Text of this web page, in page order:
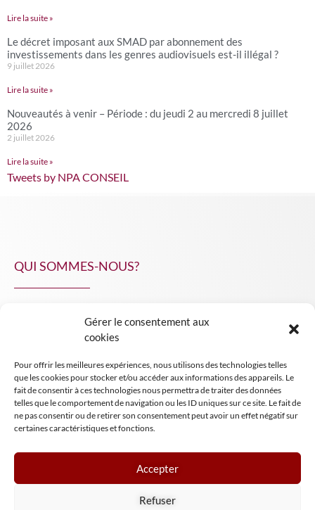
Gérer le consentement aux
cookies
Pour offrir les meilleures expériences, nous utilisons des technologies telles
que les cookies pour stocker et/ou accéder aux informations des appareils. Le
fait de consentir à ces technologies nous permettra de traiter des données
telles que le comportement de navigation ou les ID uniques sur ce site. Le fait de
ne pas consentir ou de retirer son consentement peut avoir un effet négatif sur
certaines caractéristiques et fonctions.
Accepter
Refuser
Lire la suite »
Le décret imposant aux SMAD par abonnement des
investissements dans les genres audiovisuels est-il illégal ?
9 juillet 2026
Lire la suite »
Nouveautés à venir – Période : du jeudi 2 au mercredi 8 juillet
2026
2 juillet 2026
Lire la suite »
Tweets by NPA CONSEIL
QUI SOMMES-NOUS?
INSIGHT NPA
Mentions légales